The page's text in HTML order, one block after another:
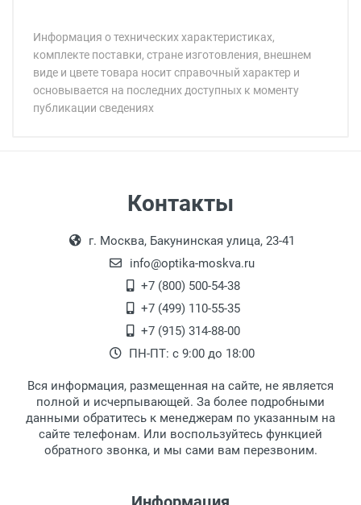
Информация о технических характеристиках,
комплекте поставки, стране изготовления, внешнем
виде и цвете товара носит справочный характер и
основывается на последних доступных к моменту
публикации сведениях
Общая ширина:
Ширина мостика:
Материал линзы:
Материал оправы:
Материал дужки:
Цвет линзы:
Цвет оправы:
Самовывоз.
Оплата товара производится
наличными непосредственно на пункте
выдачи товара.
Перечисление средств на расчетный счет.
18:00, по субботам с 11:00 до 15:00, в
офисе по адресу: г. Москва,
Переведеновский переулок 17, корпус 1,
второй этаж, тел. +7 (499) 110-55-35.
После того, как заказ поступает в пункт
выдачи, наш менеджер связывается с
клиентом и оповещает о поступлении
Для получения товара при себе
обязательно иметь паспорт.
Заказ необходимо забрать в течение 3
рабочих дней с момента поступления на
дополнительных расходов за хранение
Контакты
г. Москва, Бакунинская улица, 23-41
info@optika-moskva.ru
+7 (800) 500-54-38
+7 (499) 110-55-35
+7 (915) 314-88-00
ПН-ПТ: с 9:00 до 18:00
Вся информация, размещенная на сайте, не является
полной и исчерпывающей. За более подробными
данными обратитесь к менеджерам по указанным на
сайте телефонам. Или воспользуйтесь функцией
обратного звонка, и мы сами вам перезвоним.